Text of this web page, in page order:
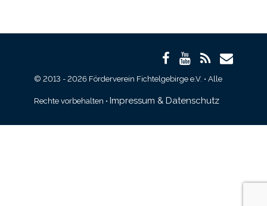
© 2013 - 2026 Förderverein Fichtelgebirge e.V. • Alle
Rechte vorbehalten • Impressum & Datenschutz